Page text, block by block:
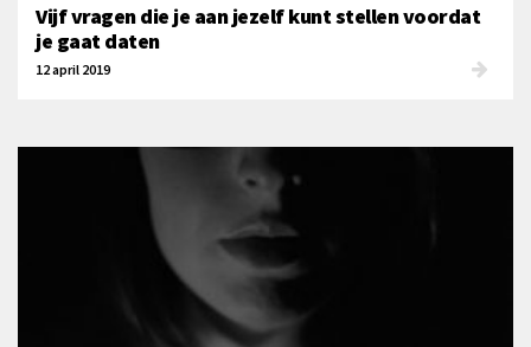
Vijf vragen die je aan jezelf kunt stellen voordat
je gaat daten
12 april 2019